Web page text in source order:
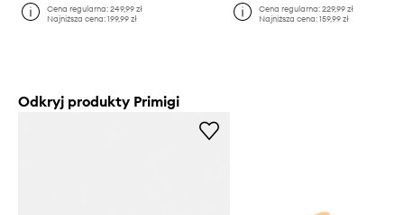
Cena regularna:249,99 zł
Najniższa cena:199,99 zł
Cena regularna: 229,99 zł
Najniższa cena: 159,99 zł
Odkryj produkty Primigi